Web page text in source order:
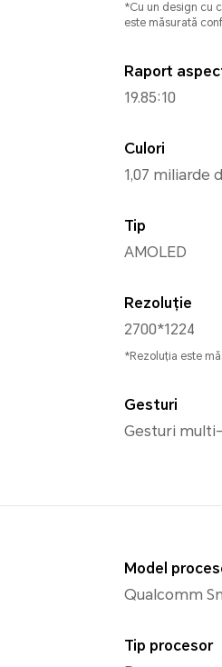
*Cu un design cu
este măsurată
Raport
19.85:10
Culori
1,07 miliarde
Tip
AMOLED
Rezoluție
2700*1224
*Rezoluția este
Gesturi
Gesturi
Model
Qualcomm
Tip procesor